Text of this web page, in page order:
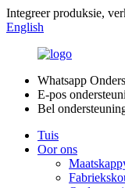
Integreer produksie,
English
Whatsapp
E-pos
Bel
Tuis
Oor ons